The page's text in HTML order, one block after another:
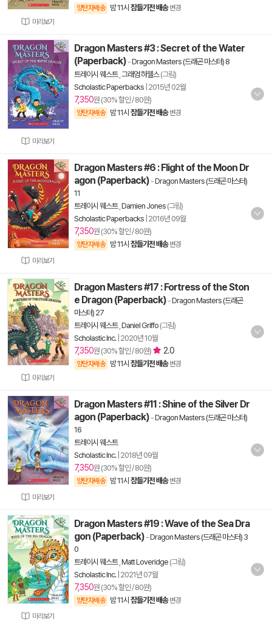
미리보기
양탄자배송 밤 11시 잠들기전 배송 변경
미리보기
Dragon Masters #3 : Secret of the Water
(Paperback) -Dragon Masters (드래곤 마스터) 8
트레이시 웨스트, 그래엄 하웰스(그림)
Scholastic Paperbacks 2015년 02월
7,350원 (30% 할인 / 80원)
양탄자배송 밤 11시 잠들기전 배송 변경
미리보기
Dragon Masters #6 : Flight of the Moon Dr
agon (Paperback) -Dragon Masters (드래곤 마스터)
11
트레이시 웨스트, Damien Jones (그림)
Scholastic Paperbacks 2016년 09월
7,350원 (30% 할인 / 80원)
양탄자배송 밤 11시 잠들기전 배송 변경
미리보기
Dragon Masters #17 : Fortress of the Ston
e Dragon (Paperback) -Dragon Masters (드래곤
마스터) 27
트레이시 웨스트, Daniel Griffo (그림)
Scholastic Inc.| 2020년 10월
7,350원 (30% 할인 / 80원) 2.0
양탄자배송 밤 11시 잠들기전 배송 변경
미리보기
Dragon Masters #11 : Shine of the Silver Dr
agon (Paperback) -Dragon Masters (드래곤 마스터)
16
트레이시 웨스트
Scholastic Inc.| 2018년 09월
7,350원 (30% 할인 / 80원)
양탄자배송 밤 11시 잠들기전 배송 변경
미리보기
Dragon Masters #19 : Wave of the Sea Dra
gon (Paperback) -Dragon Masters (드래곤 마스터) 3
0
트레이시 웨스트, Matt Loveridge (그림)
Scholastic Inc.| 2021년 07월
7,350원 (30% 할인 / 80원)
양탄자배송 밤 11시 잠들기전 배송 변경